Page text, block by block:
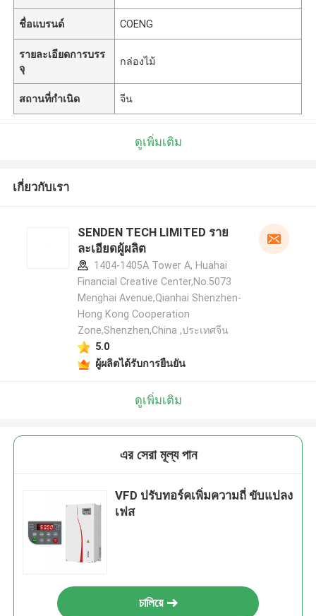
ชื่อแบรนด์ COENG
รายละเอียดการบรร
จุ
กล่องไม้
สถานที่กำเนิด จีน
ดูเพิ่มเติม
เกี่ยวกับเรา
SENDEN TECH LIMITED ราย
ละเอียดผู้ผลิต
1404-1405A Tower A, Huahai
Financial Creative Center,No.5073
Menghai Avenue,Qianhai Shenzhen-
Hong Kong Cooperation
Zone,Shenzhen,China ,ประเทศจีน
5.0
ผู้ผลิตได้รับการยืนยัน
ดูเพิ่มเติม
এর সেরা মূল্য পান
VFD ปรับทอร์คเพิ่มความถี่ ขับแปลง
เฟส
চালিয়ে